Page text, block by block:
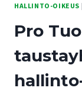
HALLINTO-OIKEUS
Pro